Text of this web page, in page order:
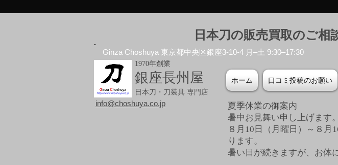
日本刀の販売買取のご相
Ginza Choshuya 東京都中央区銀座3-10-4 月–土 9:30–17:30
1970年創業
銀座長州屋
日本刀・刀装具 専門店
ホーム 口コミ投稿のお願い
info@choshuya.co.jp
夏季休業の御案内
暑中お見舞い申し上げます。
８月10日（月曜日）～８月
ります。
暑い日が続きますが、お体